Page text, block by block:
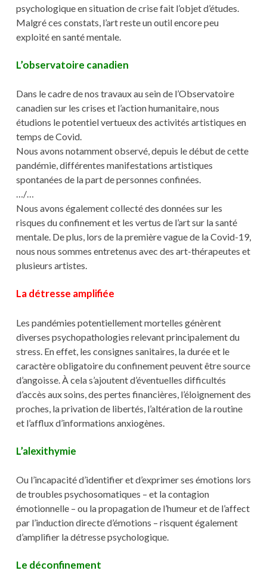
psychologique en situation de crise fait l’objet d’études.
Malgré ces constats, l’art reste un outil encore peu
exploité en santé mentale.
L’observatoire canadien
Dans le cadre de nos travaux au sein de l’Observatoire
canadien sur les crises et l’action humanitaire, nous
étudions le potentiel vertueux des activités artistiques en
temps de Covid.
Nous avons notamment observé, depuis le début de cette
pandémie, différentes manifestations artistiques
spontanées de la part de personnes confinées.
…/…
Nous avons également collecté des données sur les
risques du confinement et les vertus de l’art sur la santé
mentale. De plus, lors de la première vague de la Covid-19,
nous nous sommes entretenus avec des art-thérapeutes et
plusieurs artistes.
La détresse amplifiée
Les pandémies potentiellement mortelles génèrent
diverses psychopathologies relevant principalement du
stress. En effet, les consignes sanitaires, la durée et le
caractère obligatoire du confinement peuvent être source
d’angoisse. À cela s’ajoutent d’éventuelles difficultés
d’accès aux soins, des pertes financières, l’éloignement des
proches, la privation de libertés, l’altération de la routine
et l’afflux d’informations anxiogènes.
L’alexithymie
Ou l’incapacité d’identifier et d’exprimer ses émotions lors
de troubles psychosomatiques – et la contagion
émotionnelle – ou la propagation de l’humeur et de l’affect
par l’induction directe d’émotions – risquent également
d’amplifier la détresse psychologique.
Le déconfinement